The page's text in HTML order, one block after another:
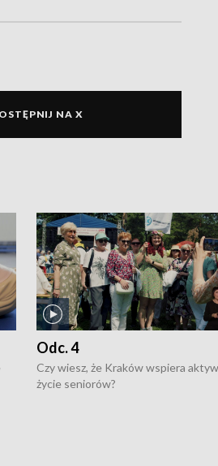
NA X
Odc. 4
Czy wiesz, że Kraków wspiera
życie seniorów?